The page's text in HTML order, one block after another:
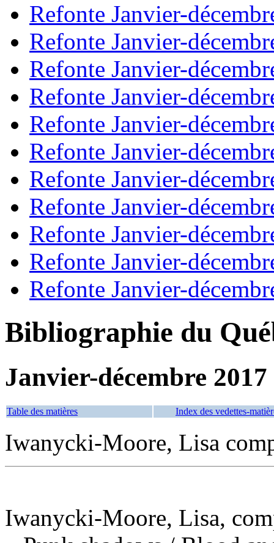
Refonte Janvier-
Refonte Janvier-
Refonte Janvier-
Refonte Janvier-
Refonte Janvier-
Refonte Janvier-
Refonte Janvier-
Refonte Janvier-
Refonte Janvier-
Refonte Janvier-
Refonte Janvier-
Bibliographie du
Janvier-décembre 2017
Table des matières Index des vedettes-
Iwanycki-Moore, Lisa
Iwanycki-Moore, Lisa,